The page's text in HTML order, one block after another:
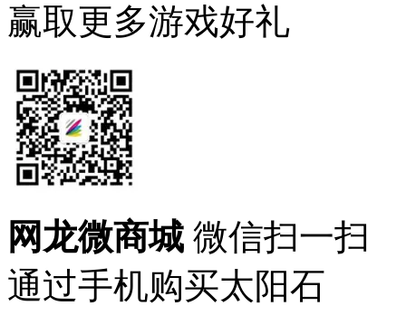
赢取更多游戏好礼
网龙微商城 微信扫一扫
通过手机购买太阳石